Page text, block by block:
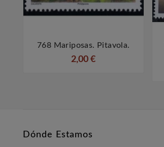

768 Mariposas. Pitavola.
2,00 €
Dónde Estamos